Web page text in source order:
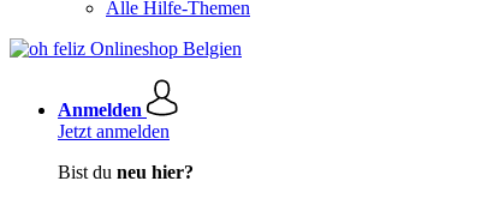
Alle Hilfe-Themen
Anmelden
Jetzt anmelden
Bist du neu hier?